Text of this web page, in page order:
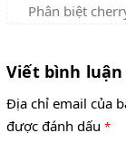
Phân biệt
Viết bình luận
Địa chỉ email của
được đánh dấu *